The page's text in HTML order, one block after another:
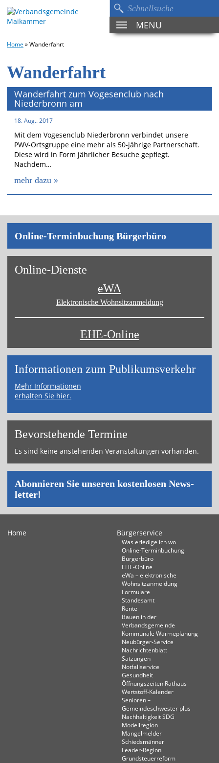
TOGGLE
MENU
On­line-Ter­min­bu­chung Bür­ger­bü­ro
On­line-Diens­te
eWA
Elektronische Wohnsitz­anmeldung
EHE-Online
Informa­tionen zum Publikums­­verkehr
Mehr Informationen
erhalten Sie hier.
Bevor­ste­hende Ter­mi­ne
Es sind keine an­ste­hen­den Ver­an­stal­tun­gen vor­han­den.
Abon­nie­ren Sie un­se­ren kos­ten­lo­sen News­
let­ter!
Home »Wanderfahrt
Wanderfahrt
Wanderfahrt zum Vogesenclub nach
Niederbronn am
18. Aug.. 2017
Mit dem Vogesenclub Niederbronn verbindet unsere
PWV-Ortsgruppe eine mehr als 50-jährige Partnerschaft.
Diese wird in Form jährlicher Besuche gepflegt.
Nachdem…
mehr dazu »
Home Bürgerservice
Was erledige ich wo
Online-Terminbuchung
Bürgerbüro
EHE-Online
eWa – elektronische
Wohnsitzanmeldung
Formulare
Standesamt
Rente
Bauen in der
Verbandsgemeinde
Kommunale Wärmeplanung
Neubürger-Service
Nachrichtenblatt
Satzungen
Notfallservice
Gesundheit
Öffnungszeiten Rathaus
Wertstoff-Kalender
Senioren –
Gemeindeschwester plus
Nachhaltigkeit SDG
Modellregion
Mängelmelder
Schiedsmänner
Leader-Region
Grundsteuerreform